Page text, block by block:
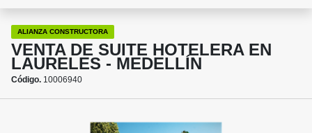
ALIANZA CONSTRUCTORA
VENTA DE SUITE HOTELERA EN
LAURELES - MEDELLÍN
Código. 10006940